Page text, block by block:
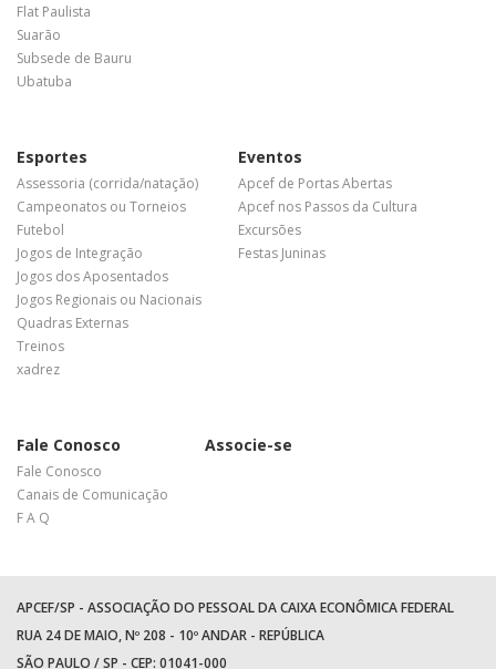
Flat Paulista
Suarão
Subsede de Bauru
Ubatuba
Esportes
Assessoria (corrida/natação)
Campeonatos ou Torneios
Futebol
Jogos de Integração
Jogos dos Aposentados
Jogos Regionais ou Nacionais
Quadras Externas
Treinos
xadrez
Eventos
Apcef de Portas Abertas
Apcef nos Passos da Cultura
Excursões
Festas Juninas
Fale Conosco
Fale Conosco
Canais de Comunicação
F A Q
Associe-se
APCEF/SP - ASSOCIAÇÃO DO PESSOAL DA CAIXA ECONÔMICA FEDERAL
RUA 24 DE MAIO, Nº 208 - 10º ANDAR - REPÚBLICA
SÃO PAULO / SP - CEP: 01041-000